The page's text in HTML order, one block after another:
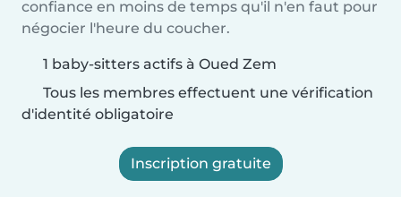
confiance en moins de temps qu'il n'en faut pour
négocier l'heure du coucher.
1 baby-sitters actifs à Oued Zem
Tous les membres effectuent une vérification
d'identité obligatoire
Inscription gratuite